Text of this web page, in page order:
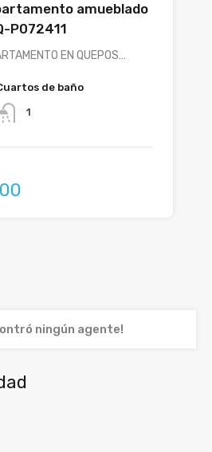
amueblado
P072411
EN QUEPOS…
de baño
1
ningún agente!